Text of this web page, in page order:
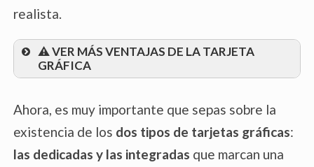
realista.
⚠️ VER MÁS VENTAJAS DE LA TARJETA
GRÁFICA
gráficatoma la responsabilidad de
procesar gráficos y video, lo que alivia a
la CPU de esta carga. Esto significa que
Ahora, es muy importante que sepas sobre la
existencia de los dos tipos de tarjetas gráficas:
las dedicadas y las integradas que marcan una